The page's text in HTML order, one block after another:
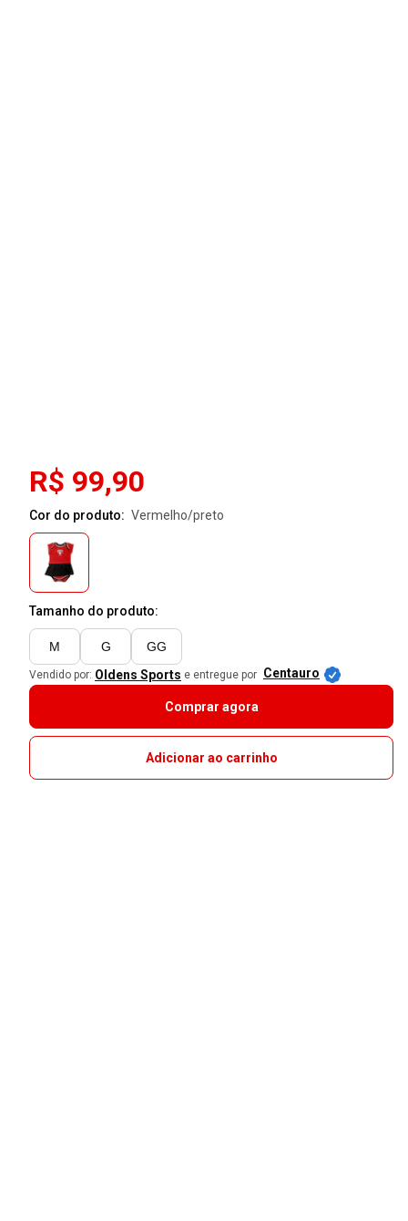
R$ 99,90
Cor do produto: vermelho/preto
Tamanho do produto:
M G GG
Vendido por: Oldens Sports e entregue por Centauro
Comprar agora
Adicionar ao carrinho